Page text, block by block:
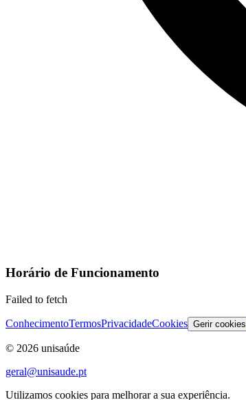
Horário de Funcionamento
Failed to fetch
ConhecimentoTermosPrivacidadeCookies Gerir cookies
© 2026 unisaúde
geral@unisaude.pt
Utilizamos cookies para melhorar a sua experiência.